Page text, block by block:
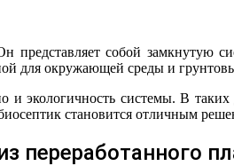
собой замкнутую
для окружающей среды и
экологичность системы. В
становится отличным
переработанного